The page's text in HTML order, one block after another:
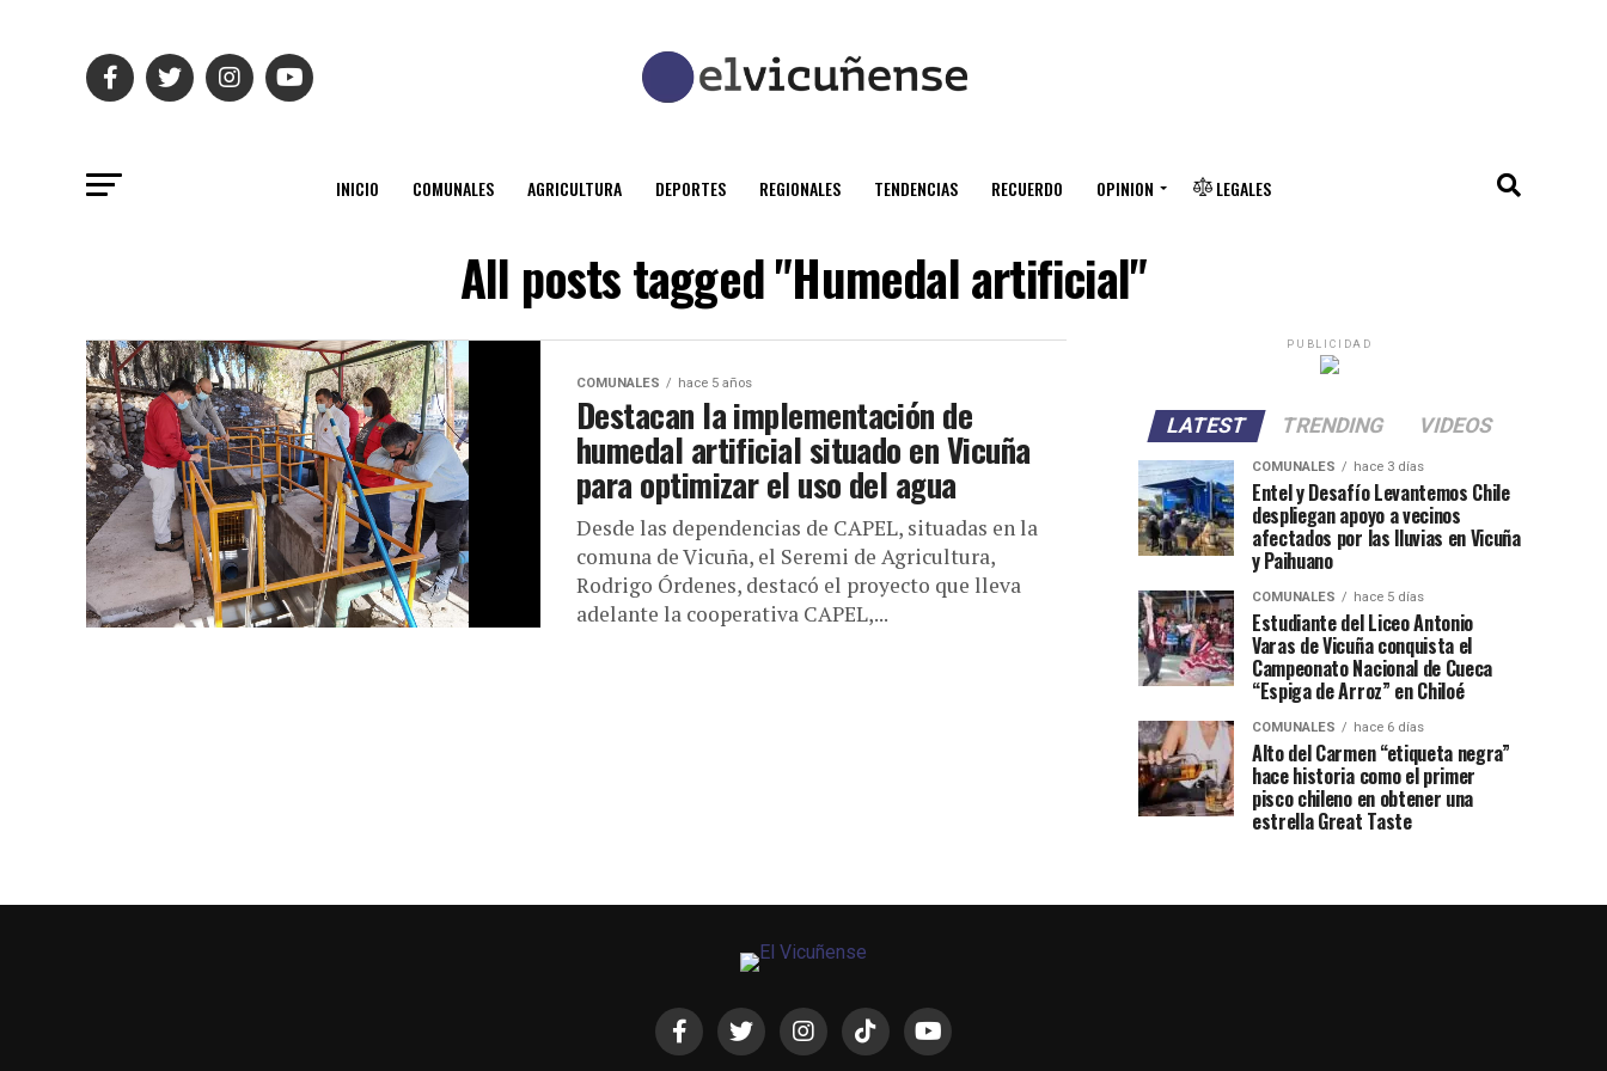
INICIO COMUNALES AGRICULTURA DEPORTES REGIONALES TENDENCIAS RECUERDO OPINION LEGALES
All posts tagged "Humedal artificial"
COMUNALES hace 5 años
Destacan la implementación de
humedal artificial situado en Vicuña
para optimizar el uso del agua
Desde las dependencias de CAPEL, situadas en la
comuna de Vicuña, el Seremi de Agricultura,
Rodrigo Órdenes, destacó el proyecto que lleva
adelante la cooperativa CAPEL,...
PUBLICIDAD
LATEST TRENDING VIDEOS
COMUNALES hace 3 días
Entel y Desafío Levantemos Chile
despliegan apoyo a vecinos
afectados por las lluvias en Vicuña
y Paihuano
COMUNALES hace 5 días
Estudiante del Liceo Antonio
Varas de Vicuña conquista el
Campeonato Nacional de Cueca
“Espiga de Arroz” en Chiloé
COMUNALES hace 6 días
Alto del Carmen “etiqueta negra”
hace historia como el primer
pisco chileno en obtener una
estrella Great Taste